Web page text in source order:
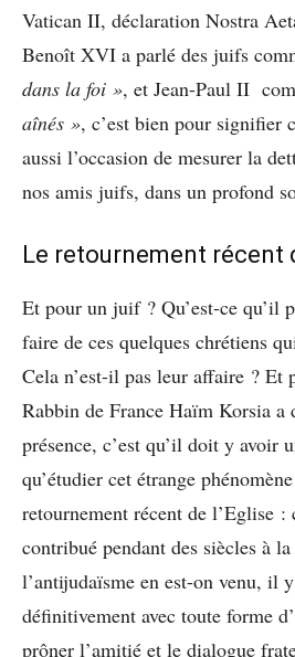
Vatican II, déclaration Nostra
Benoît XVI a parlé des juifs
dans la foi », et Jean-Paul II
aînés », c’est bien pour signifier
aussi l’occasion de mesurer la
nos amis juifs, dans un profond
Le retournement récent
Et pour un juif ? Qu’est-ce qu’il
faire de ces quelques chrétiens
Cela n’est-il pas leur affaire ? Et
Rabbin de France Haïm Korsia a
présence, c’est qu’il doit y avoir
qu’étudier cet étrange
retournement récent de l’Eglise :
contribué pendant des siècles à
l’antijudaïsme en est-on venu, il
définitivement avec toute forme
prôner l’amitié et le dialogue